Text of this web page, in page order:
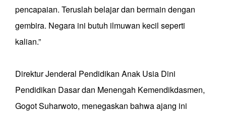
pencapaian. Teruslah belajar dan bermain dengan
gembira. Negara ini butuh ilmuwan kecil seperti
kalian.”
Direktur Jenderal Pendidikan Anak Usia Dini
Pendidikan Dasar dan Menengah Kemendikdasmen,
Gogot Suharwoto, menegaskan bahwa ajang ini